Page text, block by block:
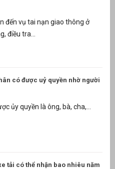
đến vụ tai nạn giao thông ở
điều tra...
có được uỷ quyền nhờ người
ủy quyền là ông, bà, cha,...
tải có thể nhận bao nhiêu năm